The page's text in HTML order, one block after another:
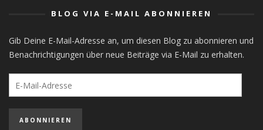
BLOG VIA E-MAIL ABONNIEREN
Gib Deine E-Mail-Adresse an, um diesen Blog zu abonnieren und
Benachrichtigungen über neue Beiträge via E-Mail zu erhalten.
Mail-
Adresse
ABONNIEREN